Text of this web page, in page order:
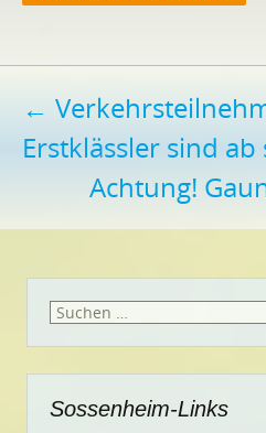
←
Erstklässler sind
Achtung!
Suchen
Sossenheim-Links